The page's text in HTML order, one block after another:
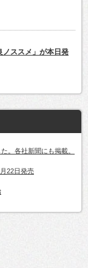
ノススメ」が本日発
。各社新聞にも掲載。
22日発売